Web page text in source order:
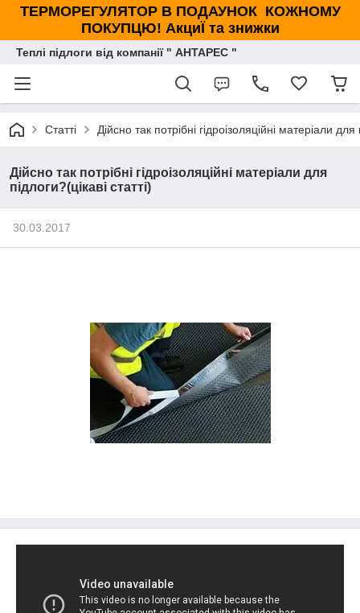
ТЕРМОРЕГУЛЯТОР В ПОДАУНОК КОЖНОМУ
ПОКУПЦЮ! АкциЇ та знижки
Теплі підлоги від компанії " АНТАРЕС "
Статті Дійсно так потрібні гідроізоляційні матеріали для
Дійсно так потрібні гідроізоляційні матеріали для
підлоги?(цікаві статті)
30.03.2017